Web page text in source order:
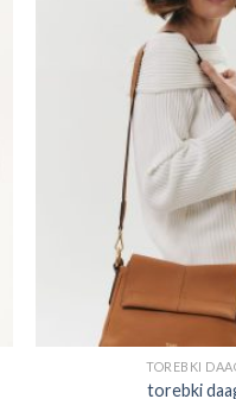
TOREBKI
torebki